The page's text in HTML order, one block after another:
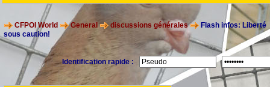
CFPOI World General discussions générales
Flash infos: Liberté
sous caution!
Identification rapide :